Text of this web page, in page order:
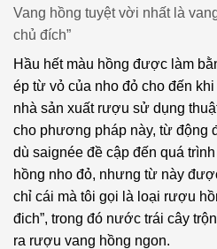
Grenache
Noir
Grillo
Incrocio
Manzoni
Larcima
Macabeo
Vang
Vang
Jacob’s
Creek
Vang Louis
Eschenauer
Vang
Metodo
Vang hồng tuyệt vời nhất là
chủ đích”
Hầu hết màu hồng được làm
ép từ vỏ của nho đỏ cho đến
nhà sản xuất rượu sử dụng
cho phương pháp này, từ động
dù saignée đề cập đến quá
hồng nho đỏ, nhưng từ này
chỉ cái mà tôi gọi là loại rượu
đich”, trong đó nước trái cây
ra rượu vang hồng ngon.